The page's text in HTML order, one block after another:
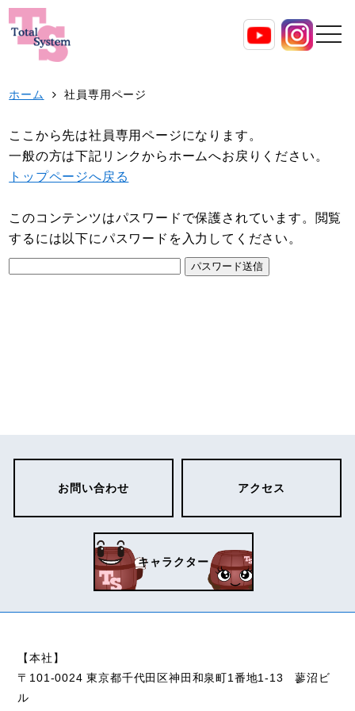
ホーム 社員専用ページ
ここから先は社員専用ページになります。
一般の方は下記リンクからホームへお戻りください。
トップページへ戻る
このコンテンツはパスワードで保護されています。閲覧
するには以下にパスワードを入力してください。
お問い合わせ アクセス
キャラクター
【本社】
〒101-0024 東京都千代田区神田和泉町1番地1-13 蓼沼ビ
ル